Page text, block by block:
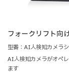
フォークリフト向
型番：AI人検知カメラ
AI人検知カメラがオペ
ます